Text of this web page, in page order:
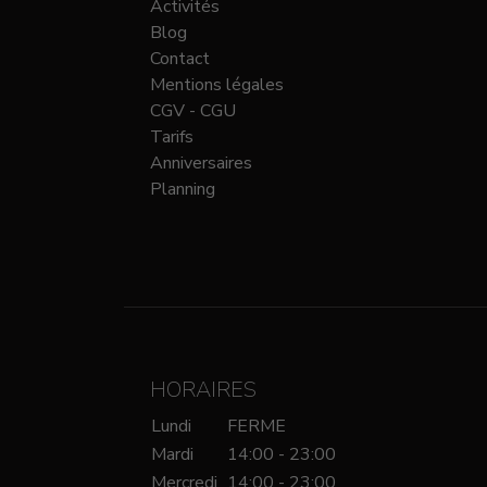
Activités
Blog
Contact
Mentions légales
CGV - CGU
Tarifs
Anniversaires
Planning
HORAIRES
Lundi
FERME
Mardi
14:00 - 23:00